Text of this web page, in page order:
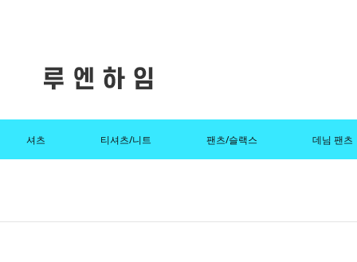
셔츠 티셔츠/니트 팬츠/슬랙스 데님 팬츠